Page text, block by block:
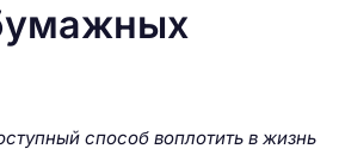
способ воплотить в жизнь